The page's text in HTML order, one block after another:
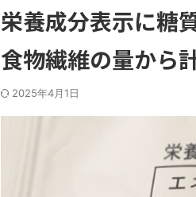
栄養成分表示に糖
食物繊維の量から
2025年4月1日